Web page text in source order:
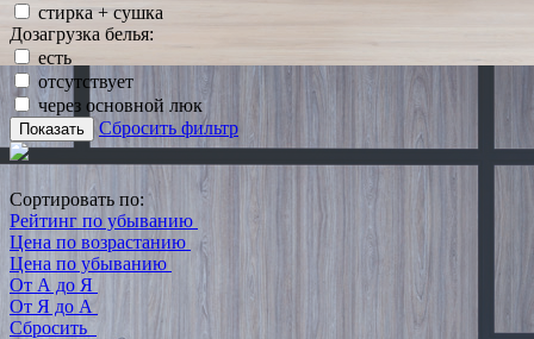
стирка + сушка
Дозагрузка белья:
есть
отсутствует
через основной люк
Показать Сбросить фильтр
Сортировать по:
Рейтинг по убыванию
Цена по возрастанию
Цена по убыванию
От А до Я
От Я до А
Сбросить